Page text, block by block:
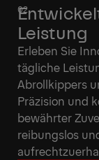
Leistung
Erleben Sie
tägliche
Abrollkippers
Präzision und
bewährter
reibungslos